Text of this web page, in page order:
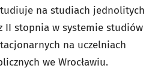
na studiach jednolitych
II stopnia w systemie studiów
na uczelniach
we Wrocławiu.